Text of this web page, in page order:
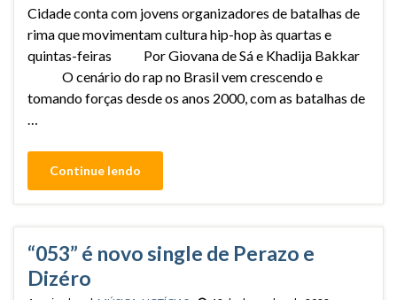
Cidade conta com jovens organizadores de batalhas de
rima que movimentam cultura hip-hop às quartas e
quintas-feiras Por Giovana de Sá e Khadija Bakkar
O cenário do rap no Brasil vem crescendo e
tomando forças desde os anos 2000, com as batalhas de
…
Continue lendo
“053” é novo single de Perazo e
Dizéro